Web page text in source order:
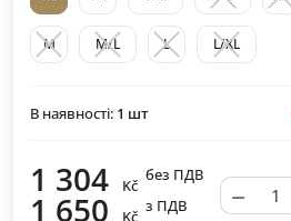
M M/L L L/XL
В наявності: 1 шт
1 304 Kč
без ПДВ
1 650 Kč
з ПДВ −